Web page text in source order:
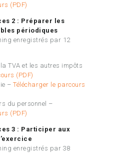
(PDF)
2 : Préparer les
périodiques
enregistrés par 12
TVA et les autres impôts
(PDF)
– Télécharger le parcours
du personnel –
(PDF)
3 : Participer aux
enregistrés par 38